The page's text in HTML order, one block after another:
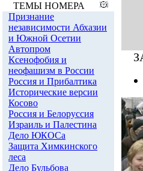
ТЕМЫ НОМЕРА
Признание
независимости Абхазии
и Южной Осетии
Автопром
Ксенофобия и
неофашизм в России
Россия и Прибалтика
Исторические версии
Косово
Россия и Белоруссия
Израиль и Палестина
Дело ЮКОСа
Защита Химкинского
леса
Дело Бульбова